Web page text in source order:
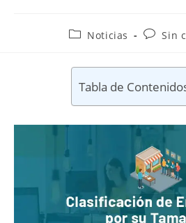
Noticias Sin
Tabla de